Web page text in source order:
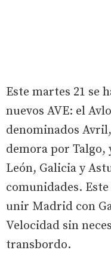
Este martes 21 se
nuevos AVE: el
denominados
demora por Talgo,
León, Galicia y
comunidades.
unir Madrid con
Velocidad sin
transbordo.